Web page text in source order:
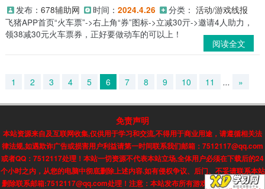
发布： 678辅助网 时间： 2024.4.26 分类： 活动/游戏线报
飞猪APP首页“火车票”->右上角“券”图标->立减30亓->邀请4人助力，
领38减30元火车票券，正好要做动车的可以上！
阅读全文
1 2 3 4 5 6 7 8 9 10 11 ... »
免责声明
本站资源来自及互联网收集,仅供用于学习和交流,不得用于商业用途，请遵循相关法
律法规,如遇欺诈广告或损害用户利益请第一时间联系我们邮箱：7512117@qq.com
或者QQ：7512117处理！本站一切资源不代表本站立场,全体用户必须在下载后的24
个小时之内，从您的电脑中彻底删除上述内容.如有侵权争议、后门、不妥请联系本站
删除联系邮箱:7512117@qq.com处理！注意：本站发布所有游戏信息，均来自互联